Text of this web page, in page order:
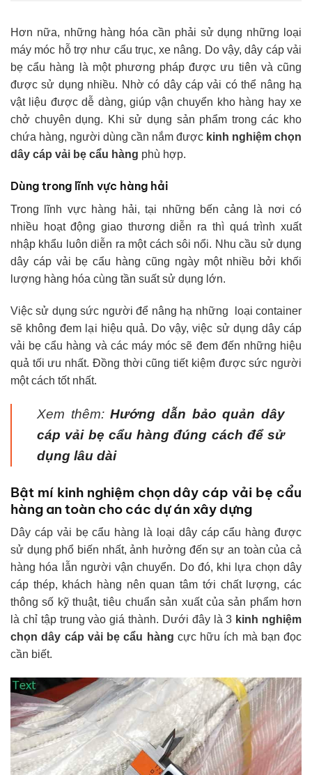
Hơn nữa, những hàng hóa cần phải sử dụng những loại
máy móc hỗ trợ như cẩu trục, xe nâng. Do vậy, dây cáp vải
bẹ cẩu hàng là một phương pháp được ưu tiên và cũng
được sử dụng nhiều. Nhờ có dây cáp vải có thể nâng hạ
vật liệu được dễ dàng, giúp vận chuyển kho hàng hay xe
chở chuyên dụng. Khi sử dụng sản phẩm trong các kho
chứa hàng, người dùng cần nắm được kinh nghiệm chọn
dây cáp vải bẹ cẩu hàng phù hợp.
Dùng trong lĩnh vực hàng hải
Trong lĩnh vực hàng hải, tại những bến cảng là nơi có
nhiều hoạt động giao thương diễn ra thì quá trình xuất
nhập khẩu luôn diễn ra một cách sôi nổi. Nhu cầu sử dụng
dây cáp vải bẹ cẩu hàng cũng ngày một nhiều bởi khối
lượng hàng hóa cùng tần suất sử dụng lớn.
Việc sử dụng sức người để nâng hạ những loại container
sẽ không đem lại hiệu quả. Do vậy, việc sử dụng dây cáp
vải bẹ cẩu hàng và các máy móc sẽ đem đến những hiệu
quả tối ưu nhất. Đồng thời cũng tiết kiệm được sức người
một cách tốt nhất.
Xem thêm:Hướng dẫn bảo quản dây
cáp vải bẹ cẩu hàng đúng cách để sử
dụng lâu dài
Bật mí kinh nghiệm chọn dây cáp vải bẹ cẩu
hàng an toàn cho các dự án xây dựng
Dây cáp vải bẹ cẩu hàng là loại dây cáp cẩu hàng được
sử dụng phổ biến nhất, ảnh hưởng đến sự an toàn của cả
hàng hóa lẫn người vận chuyển. Do đó, khi lựa chọn dây
cáp thép, khách hàng nên quan tâm tới chất lượng, các
thông số kỹ thuật, tiêu chuẩn sản xuất của sản phẩm hơn
là chỉ tập trung vào giá thành. Dưới đây là 3 kinh nghiệm
chọn dây cáp vải bẹ cẩu hàng cực hữu ích mà bạn đọc
cần biết.